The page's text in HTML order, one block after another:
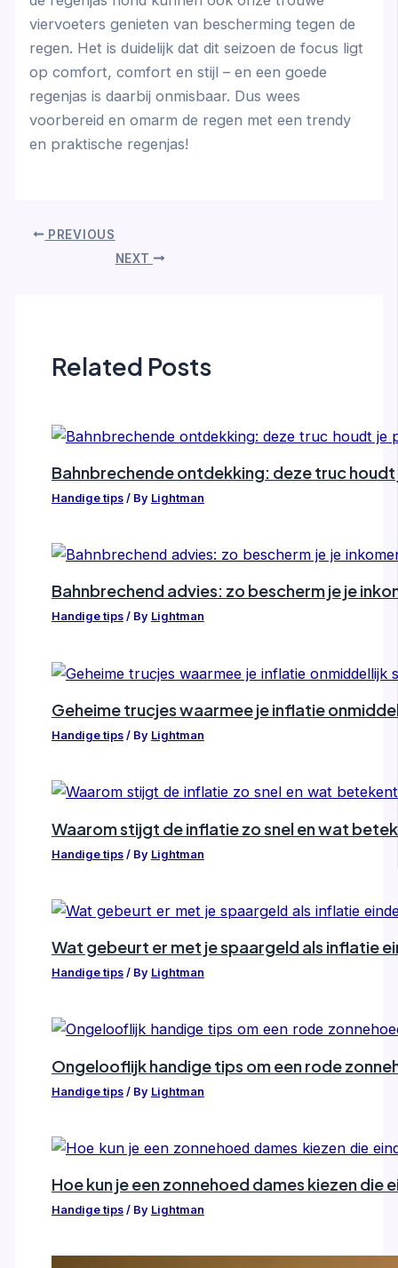
viervoeters genieten van bescherming tegen de
regen. Het is duidelijk dat dit seizoen de focus ligt
op comfort, comfort en stijl – en een goede
regenjas is daarbij onmisbaar. Dus wees
voorbereid en omarm de regen met een trendy
en praktische regenjas!
PREVIOUS
NEXT
Related Posts
Bahnbrechende ontdekking: deze truc
Handige tips/ By Lightman
Bahnbrechend advies: zo bescherm je je
Handige tips/ By Lightman
Geheime trucjes waarmee je inflatie
Handige tips/ By Lightman
Waarom stijgt de inflatie zo snel en wat
Handige tips/ By Lightman
Wat gebeurt er met je spaargeld als inflatie
Handige tips/ By Lightman
Ongelooflijk handige tips om een rode
Handige tips/ By Lightman
Hoe kun je een zonnehoed dames kiezen
Handige tips/ By Lightman